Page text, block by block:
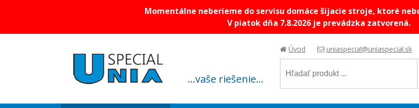
Momentálne neberieme do servisu domáce šijacie stroje, ktoré
V piatok dňa 7.8.2026 je prevádzka zatvorená.
...vaše riešenie...
Úvod uniaspecial@uniaspecial.sk